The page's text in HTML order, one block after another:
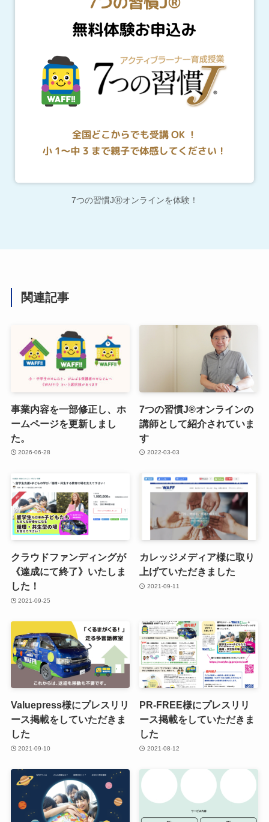
7つの習慣JⓇオンラインを体験！
関連記事
事業内容を一部修正し、ホ
ームページを更新しまし
た。
2026-06-28
7つの習慣J®︎オンラインの
講師として紹介されていま
す
2022-03-03
クラウドファンディングが
《達成にて終了》いたしま
した！
2021-09-25
カレッジメディア様に取り
上げていただきました
2021-09-11
Valuepress様にプレスリリ
ース掲載をしていただきま
した
2021-09-10
PR-FREE様にプレスリリ
ース掲載をしていただきま
した
2021-08-12